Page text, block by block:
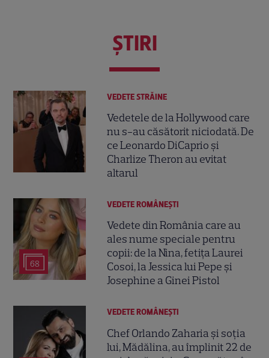
ŞTIRI
VEDETE STRĂINE
Vedetele de la Hollywood care
nu s-au căsătorit niciodată. De
ce Leonardo DiCaprio și
Charlize Theron au evitat
altarul
68
VEDETE ROMÂNEŞTI
Vedete din România care au
ales nume speciale pentru
copii: de la Nina, fetița Laurei
Cosoi, la Jessica lui Pepe și
Josephine a Ginei Pistol
VEDETE ROMÂNEŞTI
Chef Orlando Zaharia și soția
lui, Mădălina, au împlinit 22 de